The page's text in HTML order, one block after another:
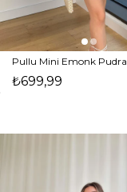
₺699,99